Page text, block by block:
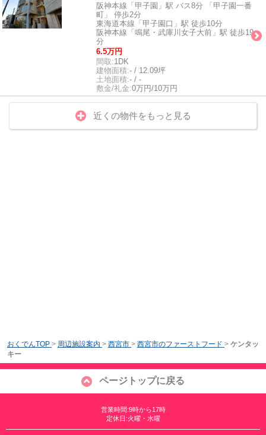
阪神本線「甲子園」駅 バス8分 「甲子園一番
町」 停歩2分
東海道本線「甲子園口」駅 徒歩10分
阪神本線「鳴尾・武庫川女子大前」駅 徒歩19
分
6.5万円
間取:1DK
建物面積:- / 12.09坪
土地面積:- / -
敷金/礼金:0万円/10万円
近くの物件をもっと見る
おくでんTOP > 周辺施設案内 > 西宮市 > 西宮市のファーストフード > ケンタッ
キー
ページトップに戻る
営業時間:9時から17時
定休日:火曜・水曜